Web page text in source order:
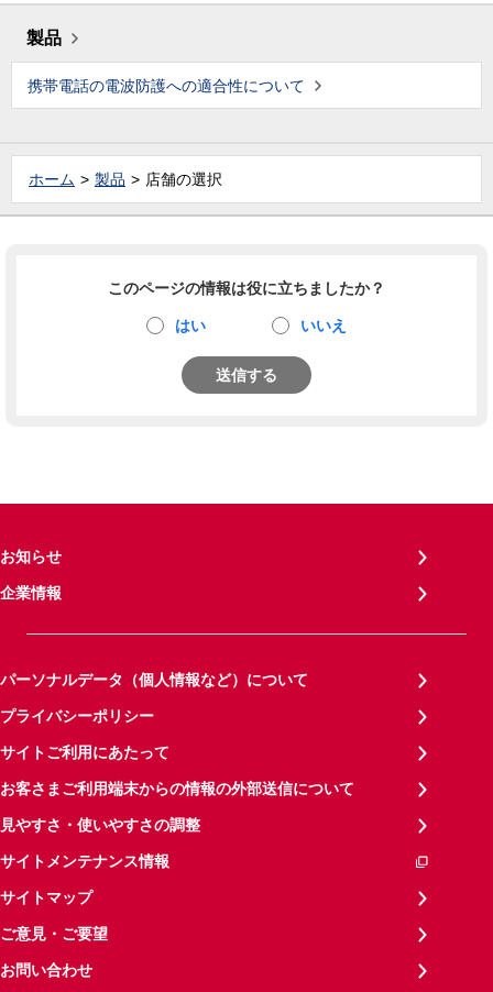
製品
携帯電話の電波防護への適合性について
ホーム 製品 店舗の選択
このページの情報は役に立ちましたか？
はい いいえ
送信する
お知らせ
企業情報
パーソナルデータ（個人情報など）について
プライバシーポリシー
サイトご利用にあたって
お客さまご利用端末からの情報の外部送信について
見やすさ・使いやすさの調整
サイトメンテナンス情報
サイトマップ
ご意見・ご要望
お問い合わせ